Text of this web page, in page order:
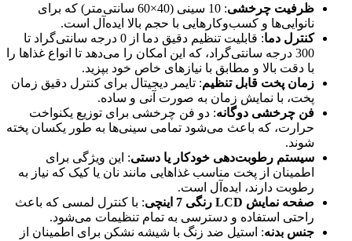
ظرفیت چرخشی
: 10 سینی (40×60 سانتی‌متر) که برای
نانوایی‌ها و کسب‌وکارهایی با حجم بالا ایده‌آل است.
کنترل دما
: قابلیت تنظیم دقیق دما از 0 درجه سانتی‌گراد تا
300 درجه سانتی‌گراد، که این امکان را می‌دهد تا انواع غذاها را
با دقت بالا و مطابق با نیازهای خاص خود بپزید.
زمان پخت قابل تنظیم: تایمر دیجیتال برای کنترل دقیق زمان
پخت، با نمایش زمان به صورت آنی و ساده.
فن چرخشی دوگانه: دو فن چرخشی برای توزیع یکنواخت
حرارت، که باعث می‌شود تمامی سینی‌ها به طور یکسان پخته
شوند.
سیستم رطوبت‌دهی خودکار یا دستی: این ویژگی برای
اطمینان از پخت مناسب غذاهایی مانند نان یا کیک که نیاز به
رطوبت دارند، ایده‌آل است.
صفحه نمایش
رنگی 7 اینچی
: با کنترل لمسی که باعث
راحتی استفاده و دسترسی به تمام تنظیمات می‌شود.
جنس بدنه: استیل ضد زنگ با شیشه نشکن برای اطمینان از